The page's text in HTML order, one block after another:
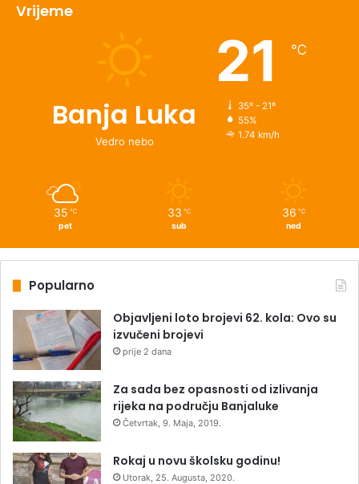
Vrijeme
Banja Luka
Vedro nebo
21 ℃
35º - 21º
55%
1.74 km/h
35 ℃
pet
33 ℃
sub
36 ℃
ned
Popularno
Objavljeni loto brojevi 62. kola: Ovo su
izvučeni brojevi
prije 2 dana
Za sada bez opasnosti od izlivanja
rijeka na području Banjaluke
Četvrtak, 9. Maja, 2019.
Rokaj u novu školsku godinu!
Utorak, 25. Augusta, 2020.